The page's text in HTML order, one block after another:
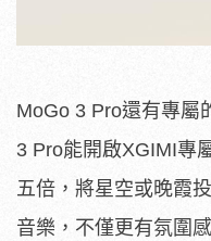
MoGo 3 Pro還有專屬
3 Pro能開啟XGIMI專
五倍，將星空或晚霞
音樂，不僅更有氛圍